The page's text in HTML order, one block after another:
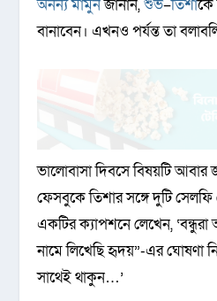
অনন্য মামুনজানান,শুভ–তিশাকে
বানাবেন। এখনও পর্যন্ত তা
ভালোবাসা দিবসে বিষয়টি আবার
ফেসবুকে তিশার সঙ্গে দুটি
একটির ক্যাপশনে লেখেন,
নামে লিখেছি হৃদয়”-এর ঘোষণা
সাথেই থাকুন…’